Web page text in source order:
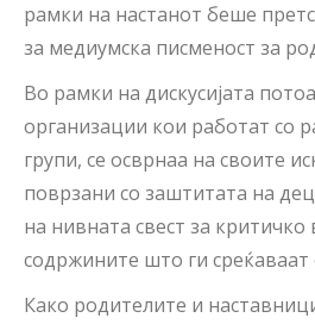
рамки на настанот беше
за медиумска писменост за
Во рамки на дискусијата
организации кои работат со
групи, се осврнаа на своите
поврзани со заштитата на
на нивната свест за
содржините што ги среќаваат
Како родителите и